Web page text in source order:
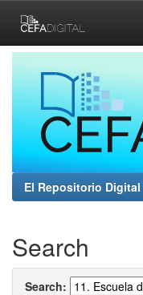
navigation
El Repositorio
Search
Search: